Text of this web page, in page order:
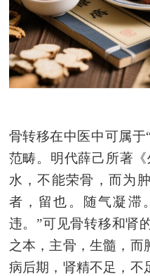
骨转移在中医中可属于
范畴。明代薛己所著
水，不能荣骨，而
者，留也。随气凝滞
违。”可见骨转移和肾
之本，主骨，生髓，而
病后期，肾精不足，不